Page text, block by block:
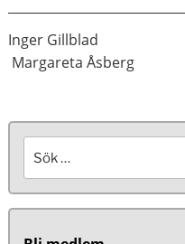
Inger
Margareta Åsberg
efter: